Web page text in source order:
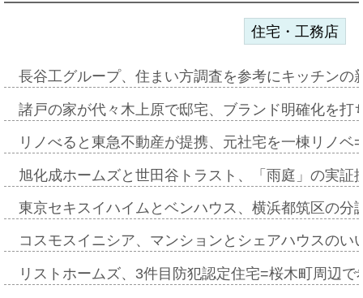
住宅・工務店
長谷工グループ、住まい方調査を参考にキッチン
諸戸の家が代々木上原で邸宅、ブランド明確化を
リノべると東急不動産が提携、元社宅を一棟リノ
旭化成ホームズと世田谷トラスト、「雨庭」の実
東京セキスイハイムとベンハウス、横浜都筑区の
コスモスイニシア、マンションとシェアハウスの
リストホームズ、3件目防犯認定住宅=桜木町周辺